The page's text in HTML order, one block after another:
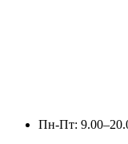
Пн-Пт: